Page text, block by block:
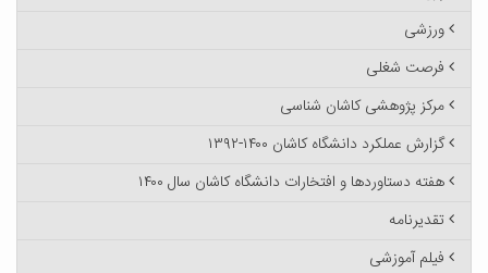
ورزشی
فرصت شغلی
مرکز پژوهشی کاشان شناسی
گزارش عملکرد دانشگاه کاشان ۱۴۰۰-۱۳۹۲
هفته دستاوردها و افتخارات دانشگاه کاشان سال ۱۴۰۰
تقدیرنامه
فیلم آموزشی